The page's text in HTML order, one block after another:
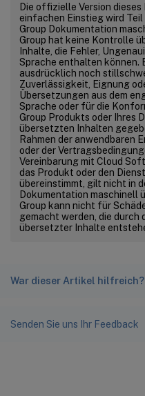
Die offizielle Version
einfachen Einstieg wird
Group Dokumentation
Group hat keine Kontrolle
Inhalte, die Fehler,
Sprache enthalten können.
ausdrücklich noch
Zuverlässigkeit, Eignung
Übersetzungen aus dem
Sprache oder für die
Group Produkts oder Ihres
übersetzten Inhalten
Rahmen der anwendbaren
oder der
Vereinbarung mit Cloud
das Produkt oder den
übereinstimmt, gilt nicht in
Dokumentation maschinell
Group kann nicht für
gemacht werden, die durch
übersetzter Inhalte
War dieser Artikel hilfreich?
Senden Sie uns Ihr Feedback